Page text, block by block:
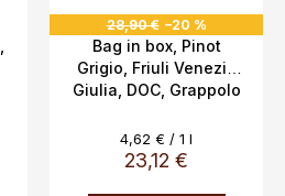
28,90 € –20 %
Bag in box, Pinot
Grigio, Friuli Venezia
Giulia, DOC, Grappolo
23,12 €
Evaluare
preţ:
4,62 € / 1 l